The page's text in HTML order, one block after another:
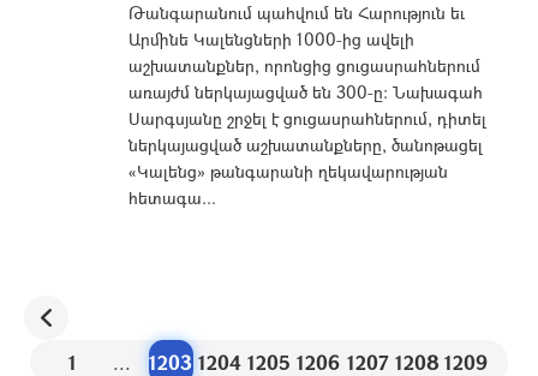
Թանգարանում պահվում են Հարություն եւ
Արմինե Կալենցների 1000-ից ավելի
աշխատանքներ, որոնցից ցուցասրահներում
առայժմ ներկայացված են 300-ը: Նախագահ
Սարգսյանը շրջել է ցուցասրահներում, դիտել
ներկայացված աշխատանքները, ծանոթացել
«Կալենց» թանգարանի ղեկավարության
հետագա...
1 ... 1203 1204 1205 1206 1207 1208 1209